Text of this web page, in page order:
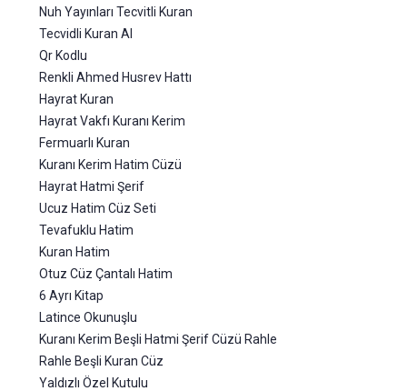
Nuh Yayınları Tecvitli Kuran
Tecvidli Kuran Al
Qr Kodlu
Renkli Ahmed Husrev Hattı
Hayrat Kuran
Hayrat Vakfı Kuranı Kerim
Fermuarlı Kuran
Kuranı Kerim Hatim Cüzü
Hayrat Hatmi Şerif
Ucuz Hatim Cüz Seti
Tevafuklu Hatim
Kuran Hatim
Otuz Cüz Çantalı Hatim
6 Ayrı Kitap
Latince Okunuşlu
Kuranı Kerim Beşli Hatmi Şerif Cüzü Rahle
Rahle Beşli Kuran Cüz
Yaldızlı Özel Kutulu